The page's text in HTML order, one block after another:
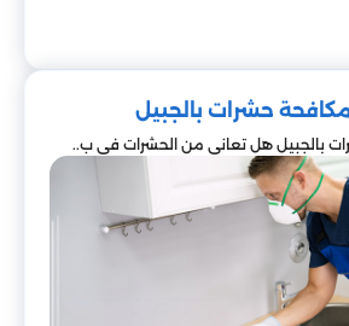
حشرات بالجبيل
بالجبيل هل تعاني من الحشرات في ب..